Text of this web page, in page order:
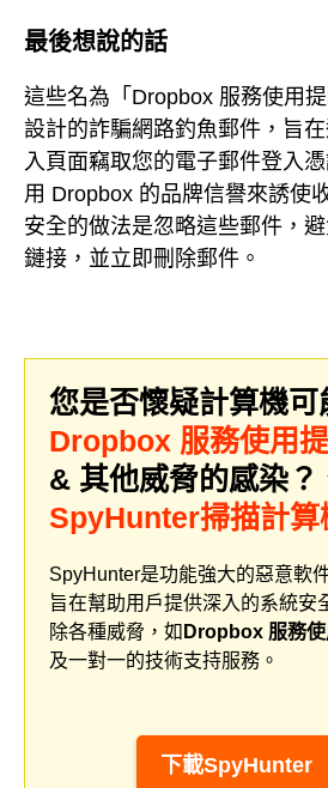
最後想說的話
這些名為「Dropbox 服務使用
設計的詐騙網路釣魚郵件，旨
入頁面竊取您的電子郵件登入
用 Dropbox 的品牌信譽來誘使
安全的做法是忽略這些郵件，
鏈接，並立即刪除郵件。
您是否懷疑計算機可
Dropbox 服務使用
& 其他威脅的感染？
SpyHunter掃描計算
SpyHunter是功能強大的惡意軟
旨在幫助用戶提供深入的系統安
除各種威脅，如 Dropbox 服務
及一對一的技術支持服務。
下載SpyHunter